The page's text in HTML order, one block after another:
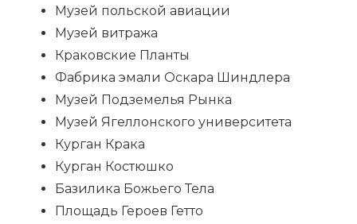
Музей польской авиации
Музей витража
Краковские Планты
Фабрика эмали Оскара Шиндлера
Музей Подземелья Рынка
Музей Ягеллонского университета
Курган Крака
Курган Костюшко
Базилика Божьего Тела
Площадь Героев Гетто